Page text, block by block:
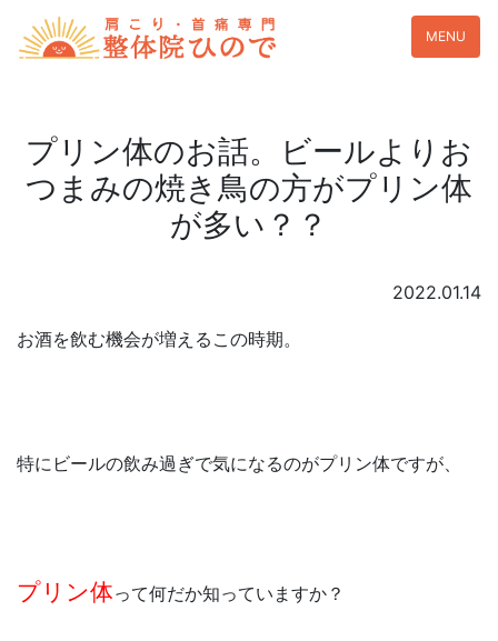
MENU
プリン体のお話。ビールよりお
つまみの焼き鳥の方がプリン体
が多い？？
2022.01.14
お酒を飲む機会が増えるこの時期。
特にビールの飲み過ぎで気になるのがプリン体ですが、
プリン体って何だか知っていますか？